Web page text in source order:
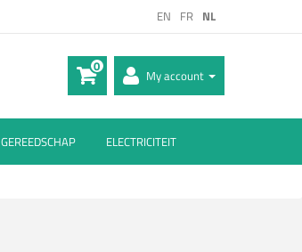
EN FR NL
My account
0
GEREEDSCHAP ELECTRICITEIT